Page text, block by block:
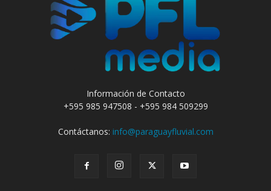
Información de Contacto
+595 985 947508 - +595 984 509299
Contáctanos: info@paraguayfluvial.com